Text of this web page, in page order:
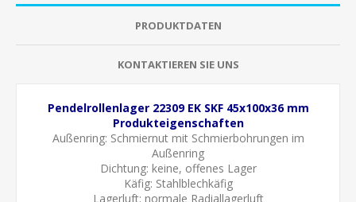
PRODUKTDATEN
KONTAKTIEREN SIE UNS
Pendelrollenlager 22309 EK SKF 45x100x36 mm
Produkteigenschaften
Außenring: Schmiernut mit Schmierbohrungen im
Außenring
Dichtung: keine, offenes Lager
Käfig: Stahlblechkäfig
Lagerluft: normale Radiallagerluft